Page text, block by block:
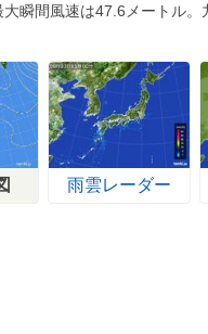
瞬間風速は47.6メートル
雨雲レーダー